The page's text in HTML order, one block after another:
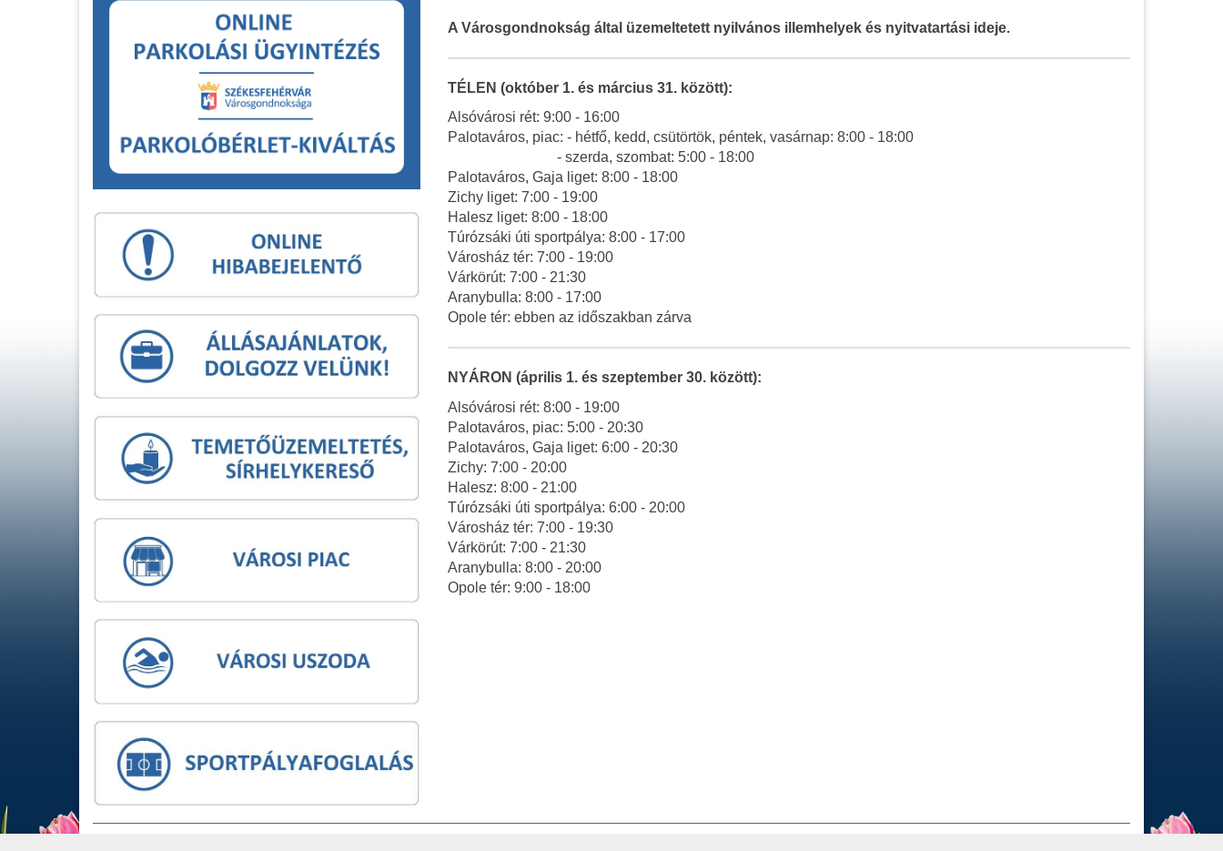
A Városgondnokság által üzemeltetett nyilvános illemhelyek és nyitvatartási ideje.
TÉLEN (október 1. és március 31. között):
Alsóvárosi rét: 9:00 - 16:00
Palotaváros, piac: - hétfő, kedd, csütörtök, péntek, vasárnap: 8:00 - 18:00
- szerda, szombat: 5:00 - 18:00
Palotaváros, Gaja liget: 8:00 - 18:00
Zichy liget: 7:00 - 19:00
Halesz liget: 8:00 - 18:00
Túrózsáki úti sportpálya: 8:00 - 17:00
Városház tér: 7:00 - 19:00
Várkörút: 7:00 - 21:30
Aranybulla: 8:00 - 17:00
Opole tér: ebben az időszakban zárva
NYÁRON (április 1. és szeptember 30. között):
Alsóvárosi rét: 8:00 - 19:00
Palotaváros, piac: 5:00 - 20:30
Palotaváros, Gaja liget: 6:00 - 20:30
Zichy: 7:00 - 20:00
Halesz: 8:00 - 21:00
Túrózsáki úti sportpálya: 6:00 - 20:00
Városház tér: 7:00 - 19:30
Várkörút: 7:00 - 21:30
Aranybulla: 8:00 - 20:00
Opole tér: 9:00 - 18:00